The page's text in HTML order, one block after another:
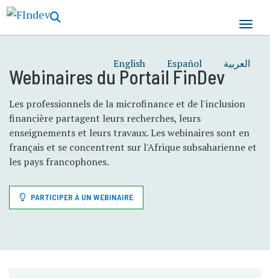
principal
English Español العربية
Webinaires du Portail FinDev
Les professionnels de la microfinance et de l'inclusion
financière partagent leurs recherches, leurs
enseignements et leurs travaux. Les webinaires sont en
français et se concentrent sur l'Afrique subsaharienne et
les pays francophones.
PARTICIPER À UN WEBINAIRE